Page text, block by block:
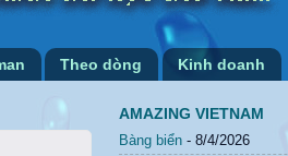
Theo dòng Kinh doanh
AMAZING VIETNAM
Bàng biển - 8/4/2026